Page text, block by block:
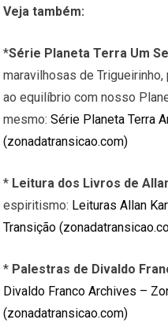
Veja também:
*Série Planeta Terra Um
maravilhosas de
ao equilíbrio com nosso
mesmo:Série Planeta Terra
(zonadatransicao.com)
* Leitura dos Livros de
espiritismo: Leituras Allan
Transição
* Palestras de Divaldo
Divaldo Franco Archives –
(zonadatransicao.com)